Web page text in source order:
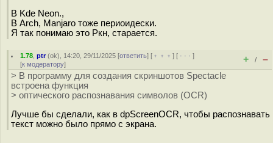
В Kde Neon.,
В Arch, Manjaro тоже периоидески.
Я так понимаю это Ркн, старается.
1.78 ,ptr(ok), 14:20, 29/11/2025 [ответить] [ ﹢﹢﹢] [ · · ·]
[к модератору] + / –
> В программу для создания скриншотов Spectacle
встроена функция
> оптического распознавания символов (OCR)
Лучше бы сделали, как в dpScreenOCR, чтобы распознавать
текст можно было прямо с экрана.